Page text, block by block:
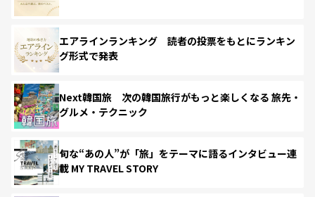
エアラインランキング 読者の投票をもとにランキン
グ形式で発表
Next韓国旅 次の韓国旅行がもっと楽しくなる 旅先・
グルメ・テクニック
旬な“あの人”が「旅」をテーマに語るインタビュー連
載 MY TRAVEL STORY